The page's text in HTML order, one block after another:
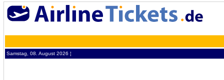
Samstag, 08. August 2026 ¦